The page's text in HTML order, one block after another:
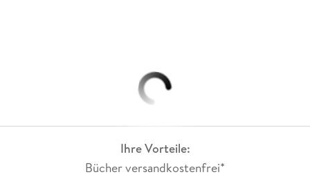
Ihre Vorteile:
Bücher versandkostenfrei*